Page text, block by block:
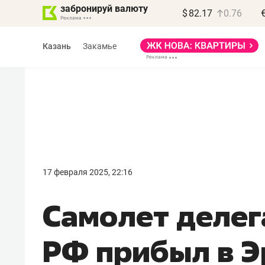
забронируй валюту $ 82.17 0.76
Казань Закамье
17 февраля 2025, 22:16
Самолет
РФ прибыл в